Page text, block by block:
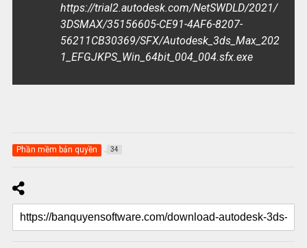
https://trial2.autodesk.com/NetSWDLD/2021/
3DSMAX/35156605-CE91-4AF6-8207-
56211CB30369/SFX/Autodesk_3ds_Max_202
1_EFGJKPS_Win_64bit_004_004.sfx.exe
Phần mềm bản quyền 34